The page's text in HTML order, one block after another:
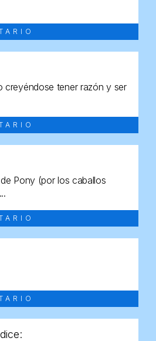
creyéndose tener razón y ser
Pony (por los caballos
dice: